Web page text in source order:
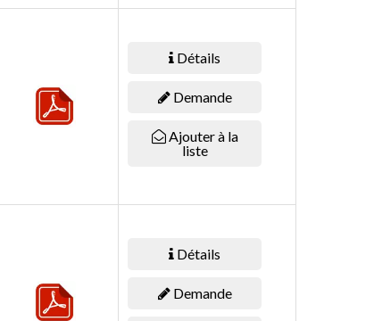
Détails
Demande
Ajouter à la
liste
Détails
Demande